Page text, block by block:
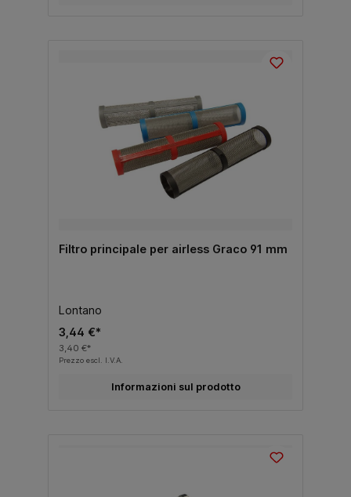
Filtro principale per airless Graco 91 mm
Lontano
3,44 €*
3,40 €*
Prezzo escl. I.V.A.
Informazioni sul prodotto